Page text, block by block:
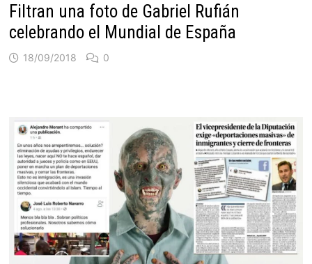
Filtran una foto de Gabriel Rufián
celebrando el Mundial de España
18/09/2018 0